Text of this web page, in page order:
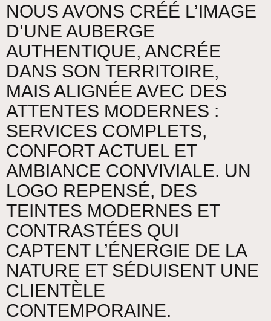
NOUS AVONS CRÉÉ L’IMAGE
D’UNE AUBERGE
AUTHENTIQUE, ANCRÉE
DANS SON TERRITOIRE,
MAIS ALIGNÉE AVEC DES
ATTENTES MODERNES :
SERVICES COMPLETS,
CONFORT ACTUEL ET
AMBIANCE CONVIVIALE. UN
LOGO REPENSÉ, DES
TEINTES MODERNES ET
CONTRASTÉES QUI
CAPTENT L’ÉNERGIE DE LA
NATURE ET SÉDUISENT UNE
CLIENTÈLE
CONTEMPORAINE.